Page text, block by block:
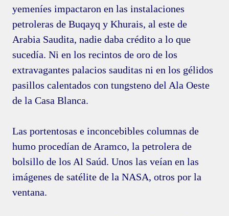
yemeníes impactaron en las instalaciones
petroleras de Buqayq y Khurais, al este de
Arabia Saudita, nadie daba crédito a lo que
sucedía. Ni en los recintos de oro de los
extravagantes palacios sauditas ni en los gélidos
pasillos calentados con tungsteno del Ala Oeste
de la Casa Blanca.
Las portentosas e inconcebibles columnas de
humo procedían de Aramco, la petrolera de
bolsillo de los Al Saúd. Unos las veían en las
imágenes de satélite de la NASA, otros por la
ventana.